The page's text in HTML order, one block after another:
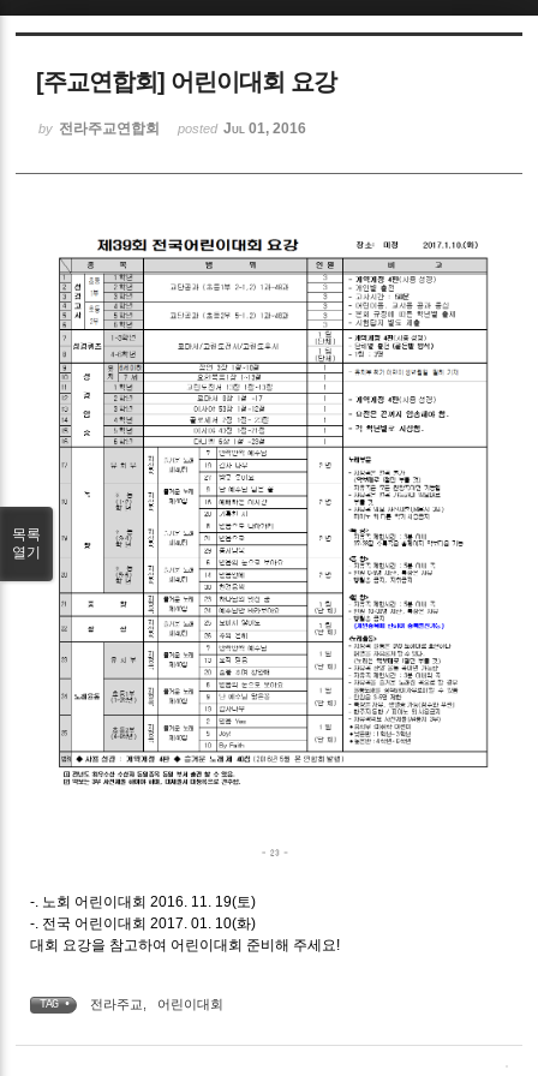
[주교연합회] 어린이대회 요강
by 전라주교연합회 posted Jul 01, 2016
-. 노회 어린이대회 2016. 11. 19(토)
-. 전국 어린이대회 2017. 01. 10(화)
대회 요강을 참고하여 어린이대회 준비해 주세요!
TAG • 전라주교 어린이대회
목록
열기
Sketchbook5, 스케치북5
Sketchbook5, 스케치북5